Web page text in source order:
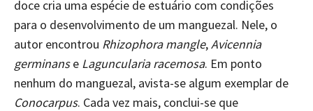
doce cria uma espécie de estuário com condições
para o desenvolvimento de um manguezal. Nele, o
autor encontrou Rhizophora mangle,Avicennia
germinanse Laguncularia racemosa. Em ponto
nenhum do manguezal, avista-se algum exemplar de
Conocarpus. Cada vez mais, conclui-se que